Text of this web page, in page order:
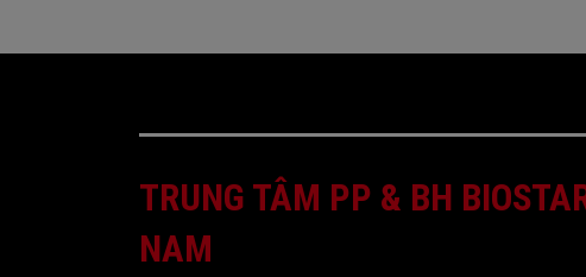
TRUNG TÂM PP & BH
NAM